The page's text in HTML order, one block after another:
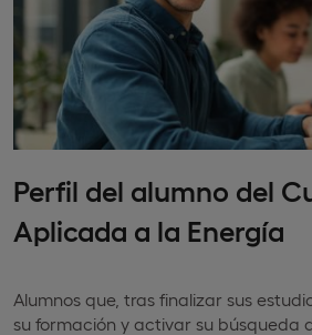
Perfil del alumno del
Aplicada a la Energía
Alumnos que, tras finalizar sus
su formación y activar su búsqueda